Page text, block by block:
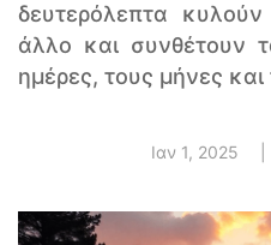
δευτερόλεπτα
άλλο και συνθέτουν
ημέρες, τους μήνες και
Ιαν 1, 2025